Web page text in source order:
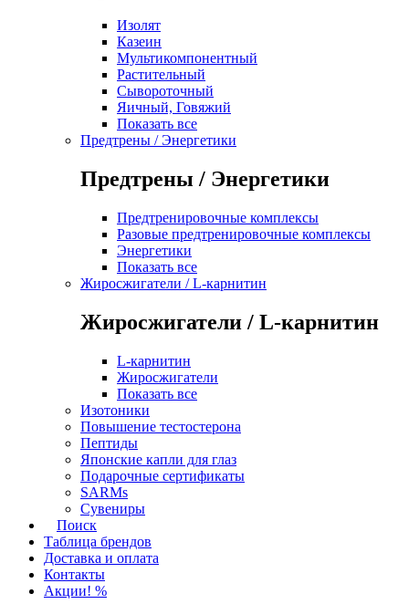
Изолят
Казеин
Мультикомпонентный
Растительный
Сывороточный
Яичный, Говяжий
Показать все
Предтрены / Энергетики
Предтрены / Энергетики
Предтренировочные комплексы
Разовые предтренировочные комплексы
Энергетики
Показать все
Жиросжигатели / L-карнитин
Жиросжигатели / L-карнитин
L-карнитин
Жиросжигатели
Показать все
Изотоники
Повышение тестостерона
Пептиды
Японские капли для глаз
Подарочные сертификаты
SARMs
Сувениры
Поиск
Таблица брендов
Доставка и оплата
Контакты
Акции! %